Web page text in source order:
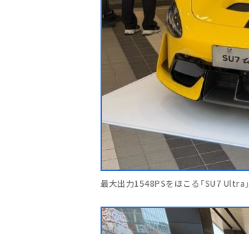
最大出力1548PSをほこる「SU7 Ultra」